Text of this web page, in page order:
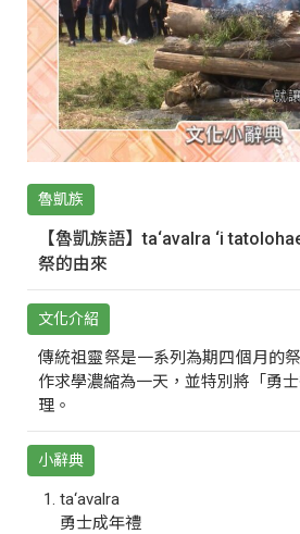
魯凱族
【魯凱族語】ta‘avalra ‘i
祭的由來
文化介紹
傳統祖靈祭是一系列為期四個月的
作求學濃縮為一天，並特別將「勇
理。
小辭典
ta‘avalra
勇士成年禮